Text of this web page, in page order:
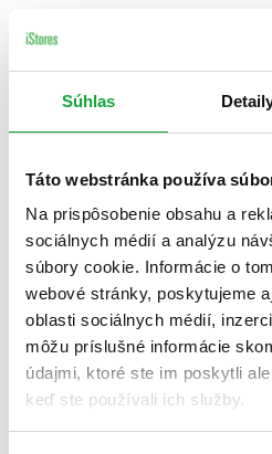
Súhlas
Táto webstránka používa
Na prispôsobenie obsahu a
sociálnych médií a analýzu
súbory cookie. Informácie o
webové stránky, poskytujeme
oblasti sociálnych médií,
môžu príslušné informácie
údajmi, ktoré ste im poskytli
keď ste používali ich služby.